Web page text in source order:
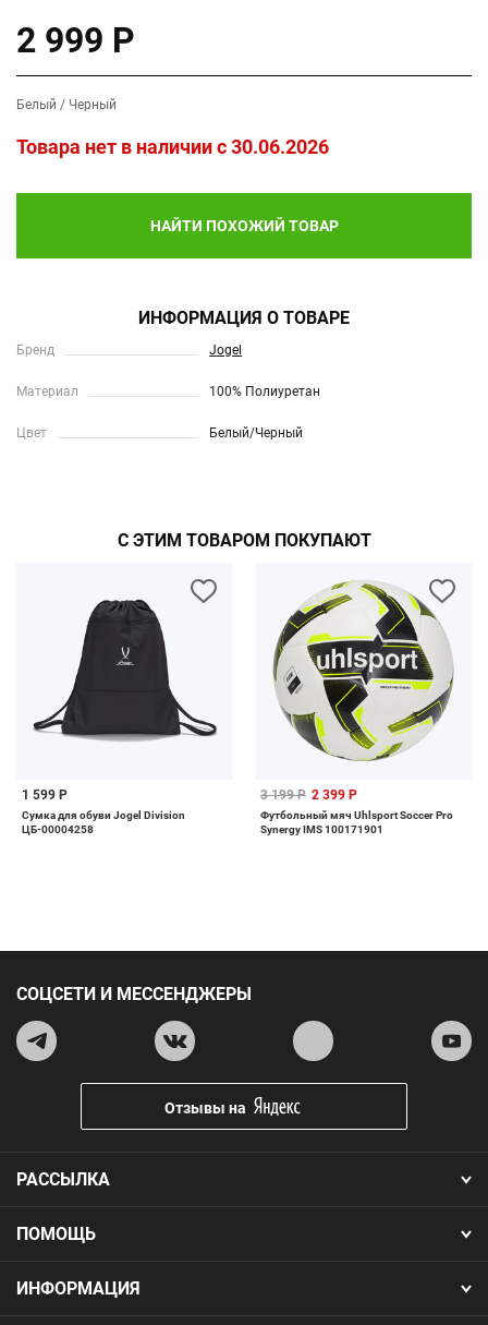
2 999 Р
Белый / Черный
Товара нет в наличии c 30.06.2026
НАЙТИ ПОХОЖИЙ ТОВАР
ИНФОРМАЦИЯ О ТОВАРЕ
Бренд Jogel
Материал 100% Полиуретан
Цвет Белый/Черный
С ЭТИМ ТОВАРОМ ПОКУПАЮТ
1 599 Р
Сумка для обуви Jogel Division
ЦБ-00004258
3 199 Р 2 399 Р
Футбольный мяч Uhlsport Soccer Pro
Synergy IMS 100171901
ПОМОЩЬ
ИНФОРМАЦИЯ
РАССЫЛКА
СОЦСЕТИ И МЕССЕНДЖЕРЫ
Отзывы на